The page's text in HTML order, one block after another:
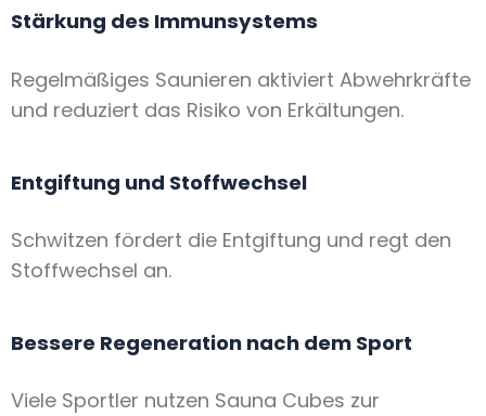
Stärkung des Immunsystems
Regelmäßiges Saunieren aktiviert Abwehrkräfte
und reduziert das Risiko von Erkältungen.
Entgiftung und Stoffwechsel
Schwitzen fördert die Entgiftung und regt den
Stoffwechsel an.
Bessere Regeneration nach dem Sport
Viele Sportler nutzen Sauna Cubes zur